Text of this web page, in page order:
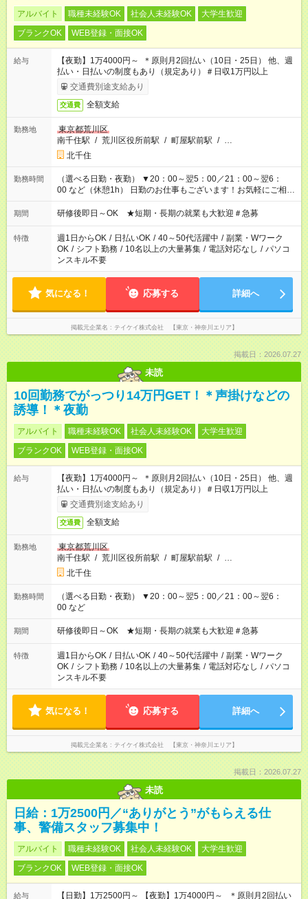
アルバイト 職種未経験OK 社会人未経験OK
大学生歓迎
ブランクOK
WEB登録・面接OK
給与
【夜勤】1万4000円～ ＊原則月2回払い（10日・25日） 他、週
払い・日払いの制度もあり（規定あり）＃日収1万円以上
交通費別途支給あり
交通費 全額支給
勤務地
東京都荒川区
南千住駅 / 荒川区役所前駅 / 町屋駅前駅 / …
北千住
勤務時間
（選べる日勤・夜勤） ▼20：00～翌5：00／21：00～翌6：
00 など（休憩1h） 日勤のお仕事もございます！お気軽にご相談
ください！
期間 研修後即日～OK ★短期・長期の就業も大歓迎＃急募
特徴 週1日からOK / 日払いOK / 40～50代活躍中 / 副業・Wワーク
OK / シフト勤務 / 10名以上の大量募集 / 電話対応なし / パソコ
ンスキル不要
気になる！ 応募する 詳細へ
掲載元企業名 テイケイ株式会社 【東京・神奈川エリア】
掲載日：2026.07.27
未読
10回勤務でがっつり14万円GET！＊声掛けなどの
誘導！＊夜勤
アルバイト 職種未経験OK 社会人未経験OK
大学生歓迎
ブランクOK
WEB登録・面接OK
給与
【夜勤】1万4000円～ ＊原則月2回払い（10日・25日） 他、週
払い・日払いの制度もあり（規定あり）＃日収1万円以上
交通費別途支給あり
交通費 全額支給
勤務地
東京都荒川区
南千住駅 / 荒川区役所前駅 / 町屋駅前駅 / …
北千住
勤務時間
（選べる日勤・夜勤） ▼20：00～翌5：00／21：00～翌6：
00 など
期間 研修後即日～OK ★短期・長期の就業も大歓迎＃急募
特徴 週1日からOK / 日払いOK / 40～50代活躍中 / 副業・Wワーク
OK / シフト勤務 / 10名以上の大量募集 / 電話対応なし / パソコ
ンスキル不要
気になる！ 応募する 詳細へ
掲載元企業名 テイケイ株式会社 【東京・神奈川エリア】
掲載日：2026.07.27
未読
日給：1万2500円／“ありがとう”がもらえる仕
事、警備スタッフ募集中！
アルバイト 職種未経験OK 社会人未経験OK
大学生歓迎
ブランクOK
WEB登録・面接OK
給与 【日勤】1万2500円～ 【夜勤】1万4000円～ ＊原則月2回払い